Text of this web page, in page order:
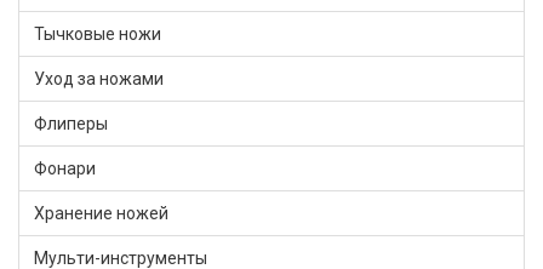
Тычковые ножи
Уход за ножами
Флиперы
Фонари
Хранение ножей
Мульти-инструменты